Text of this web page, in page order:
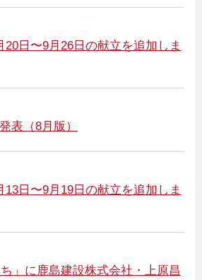
日〜9月26日の献立を追加しま
表（8月版）
日〜9月19日の献立を追加しま
ち」に鹿島建設株式会社・上原昌